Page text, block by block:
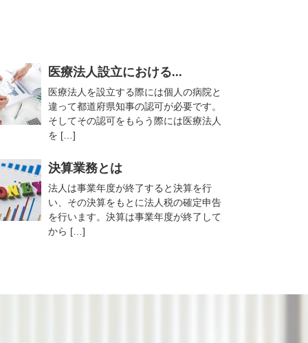
医療法人設立における...
医療法人を設立する際には個人の病院と
違って都道府県知事の認可が必要です。
そしてその認可をもらう際には医療法人
を […]
決算業務とは
法人は事業年度が終了すると決算を行
い、その決算をもとに法人税の確定申告
を行います。決算は事業年度が終了して
から […]